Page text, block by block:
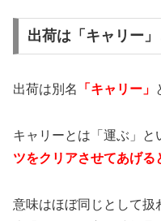
出荷は「キャリー
出荷は別名 「キャリー」
キャリーとは「運ぶ」と
ツをクリアさせてあげる
意味はほぼ同じとして扱